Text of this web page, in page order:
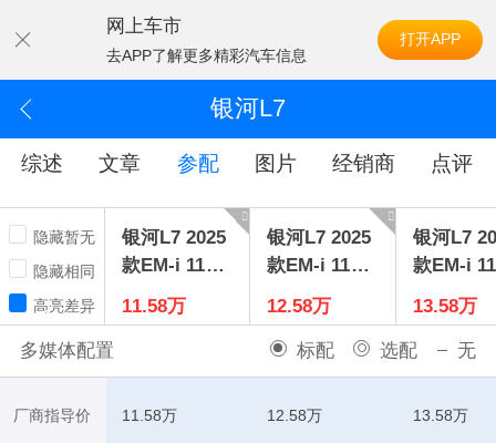
网上车市
去APP了解更多精彩汽车信息
打开APP
银河L7
综述 文章 参配 图片 经销商 点评
隐藏暂无
隐藏相同
高亮差异
银河L7 2025
款EM-i 115k
m远航版
11.58万
银河L7 2025
款EM-i 115k
m探索版
12.58万
银河L7
款EM-i
m探索+版
13.58万
多媒体配置 标配 选配 无
厂商指导价 11.58万 12.58万 13.58万